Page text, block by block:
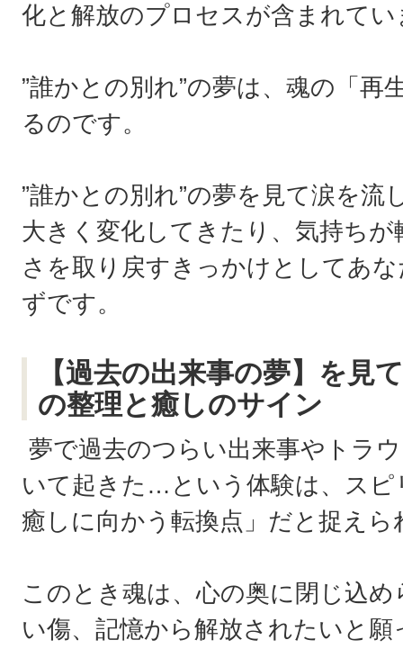
化と解放のプロセスが含まれてい
”誰かとの別れ”の夢は、魂の「再
るのです。
”誰かとの別れ”の夢を見て涙を流
大きく変化してきたり、気持ち
さを取り戻すきっかけとしてあ
ずです。
【過去の出来事の夢】を見
の整理と癒しのサイン
夢で過去のつらい出来事やトラ
いて起きた…という体験は、スピ
癒しに向かう転換点」だと捉えら
このとき魂は、心の奥に閉じ込
い傷、記憶から解放されたいと